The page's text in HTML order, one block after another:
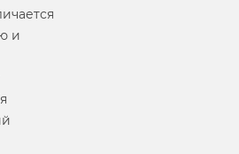
и